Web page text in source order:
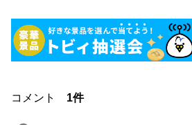
コメント 1件